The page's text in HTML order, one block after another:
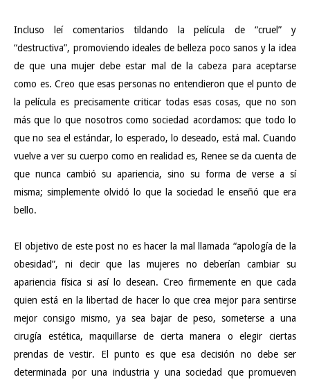
Incluso leí comentarios tildando la película de “cruel” y
“destructiva”, promoviendo ideales de belleza poco sanos y la idea
de que una mujer debe estar mal de la cabeza para aceptarse
como es. Creo que esas personas no entendieron que el punto de
la película es precisamente criticar todas esas cosas, que no son
más que lo que nosotros como sociedad acordamos: que todo lo
que no sea el estándar, lo esperado, lo deseado, está mal. Cuando
vuelve a ver su cuerpo como en realidad es, Renee se da cuenta de
que nunca cambió su apariencia, sino su forma de verse a sí
misma; simplemente olvidó lo que la sociedad le enseñó que era
bello.
El objetivo de este post no es hacer la mal llamada “apología de la
obesidad”, ni decir que las mujeres no deberían cambiar su
apariencia física si así lo desean. Creo firmemente en que cada
quien está en la libertad de hacer lo que crea mejor para sentirse
mejor consigo mismo, ya sea bajar de peso, someterse a una
cirugía estética, maquillarse de cierta manera o elegir ciertas
prendas de vestir. El punto es que esa decisión no debe ser
determinada por una industria y una sociedad que promueven